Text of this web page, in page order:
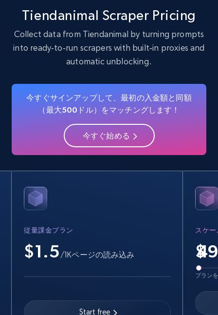
Industries, Operating status, and more.
1.6K+ 無料トライアル
Searching data by keyword
Name, URL, ID, Cb rank, Region, About,
Industries, Operating status, and more.
URL, Job posting id, Job title, Company name,
Company id, Job location, Job summary, Job
Tiendanimal Scraper Pricing
Collect data from Tiendanimal by turning prompts
into ready‑to‑run scrapers with built‑in proxies and
automatic unblocking.
今すぐサインアップして、最初の入金額と同額
（最大500ドル）をマッチングします！
今すぐ始める
従量課金プラン
$1.5 /1Kページの読み込み
Start free
スケー
$
プラン